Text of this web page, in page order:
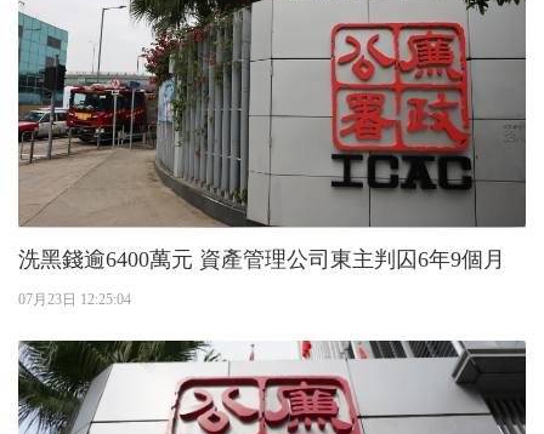
洗黑錢逾6400萬元 資產管理公司東主判囚6年9個月
07月23日 12:25:04